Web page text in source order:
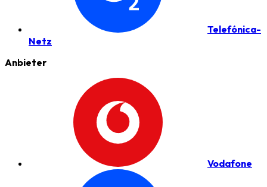
Telefónica-
Netz
Anbieter
Vodafone